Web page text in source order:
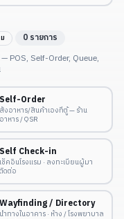
0 รายการ
POS, Self-Order, Queue,
Self-Order
สั่งอาหาร/สินค้าเองที่ตู้ — ร้าน
อาหาร / QSR
Self Check-in
เช็คอินโรงแรม · ลงทะเบียนผู้มา
ติดต่อ
Wayfinding / Directory
นำทางในอาคาร · ห้าง / โรงพยาบาล